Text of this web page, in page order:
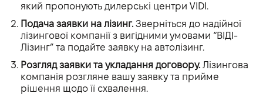
який пропонують дилерські центри VIDI.
Подача заявки на лізинг. Зверніться до надійної
лізингової компанії з вигідними умовами “ВІДІ-
Лізинг” та подайте заявку на автолізинг.
Розгляд заявки та укладання договору. Лізингова
компанія розгляне вашу заявку та прийме
рішення щодо її схвалення.